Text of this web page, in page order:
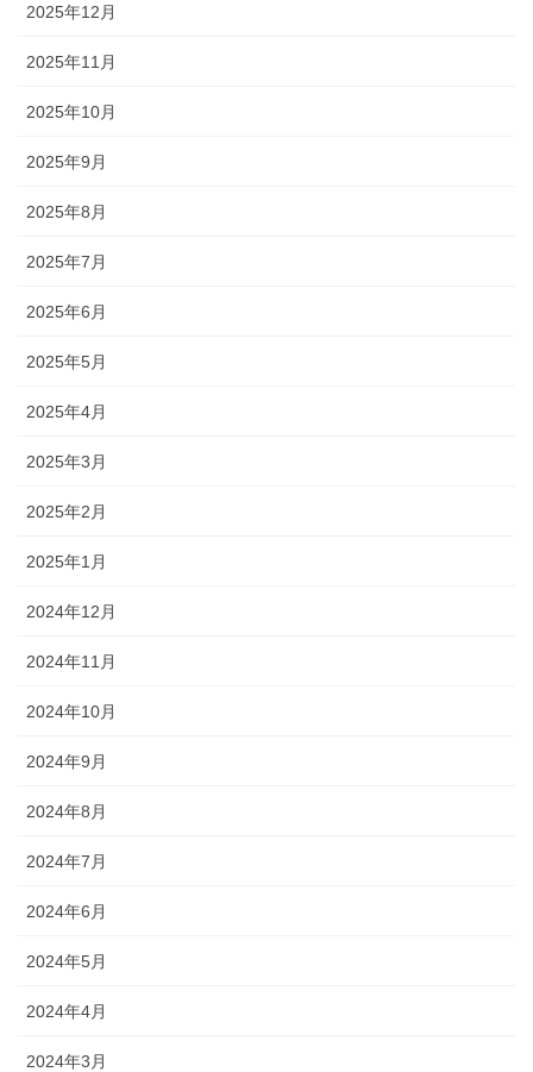
2025年12月
2025年11月
2025年10月
2025年9月
2025年8月
2025年7月
2025年6月
2025年5月
2025年4月
2025年3月
2025年2月
2025年1月
2024年12月
2024年11月
2024年10月
2024年9月
2024年8月
2024年7月
2024年6月
2024年5月
2024年4月
2024年3月